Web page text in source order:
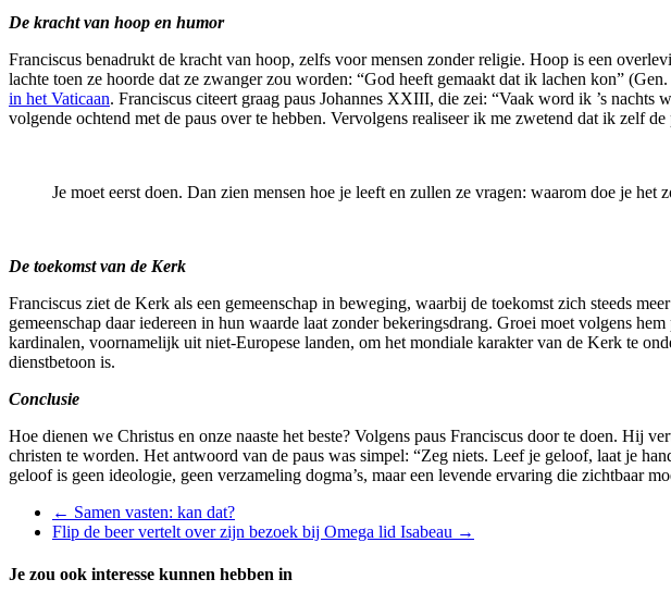
De kracht van hoop en humor
Franciscus benadrukt de kracht van hoop, zelfs voor mensen zonder religie. Hoop is een
lachte toen ze hoorde dat ze zwanger zou worden: “God heeft gemaakt dat ik lachen kon”
in het Vaticaan. Franciscus citeert graag paus Johannes XXIII, die zei: “Vaak word ik ’s
volgende ochtend met de paus over te hebben. Vervolgens realiseer ik me zwetend dat ik zelf de
Je moet eerst doen. Dan zien mensen hoe je leeft en zullen ze vragen: waarom doe je het
De toekomst van de Kerk
Franciscus ziet de Kerk als een gemeenschap in beweging, waarbij de toekomst zich steeds
gemeenschap daar iedereen in hun waarde laat zonder bekeringsdrang. Groei moet volgens
kardinalen, voornamelijk uit niet-Europese landen, om het mondiale karakter van de Kerk te
dienstbetoon is.
Conclusie
Hoe dienen we Christus en onze naaste het beste? Volgens paus Franciscus door te doen. Hij
christen te worden. Het antwoord van de paus was simpel: “Zeg niets. Leef je geloof, laat je
geloof is geen ideologie, geen verzameling dogma’s, maar een levende ervaring die zichtbaar
← Samen vasten: kan dat?
Flip de beer vertelt over zijn bezoek bij Omega lid Isabeau →
Je zou ook interesse kunnen hebben in